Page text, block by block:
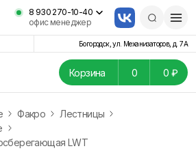
8 930 270-10-40
офис менеджер
Богородск, ул. Механизаторов, д. 7А
Корзина 0 0 ₽
Факро
Лестницы
LWT